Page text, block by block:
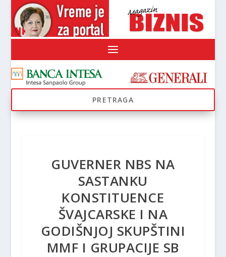
GUVERNER NBS NA
SASTANKU
KONSTITUENCE
ŠVAJCARSKE I NA
GODIŠNJOJ SKUPŠTINI
MMF I GRUPACIJE SB